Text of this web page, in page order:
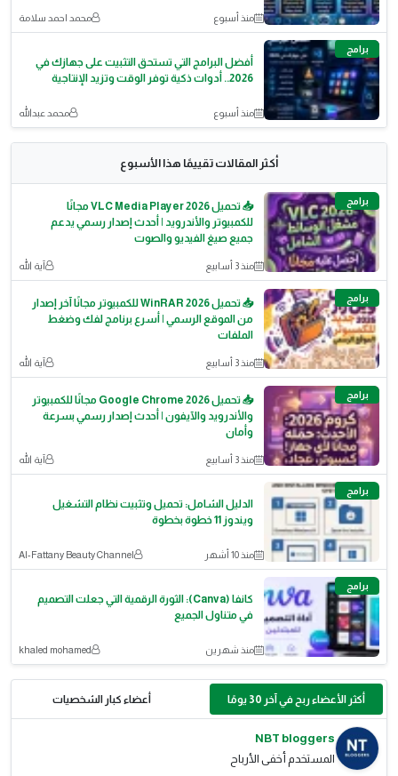
منذ أسبوع محمد احمد سلامة
برامج
أفضل البرامج التي تستحق التثبيت على جهازك في
2026.. أدوات ذكية توفر الوقت وتزيد الإنتاجية
منذ أسبوع محمد عبدالله
أكثر المقالات تقييمًا هذا الأسبوع
برامج
📥 تحميل VLC Media Player 2026 مجانًا
للكمبيوتر والأندرويد | أحدث إصدار رسمي يدعم
جميع صيغ الفيديو والصوت
منذ 3 أسابيع آية الله
برامج
📥 تحميل WinRAR 2026 للكمبيوتر مجانًا آخر إصدار
من الموقع الرسمي | أسرع برنامج لفك وضغط
الملفات
منذ 3 أسابيع آية الله
برامج
📥 تحميل Google Chrome 2026 مجانًا للكمبيوتر
والأندرويد والآيفون | أحدث إصدار رسمي بسرعة
وأمان
منذ 3 أسابيع آية الله
برامج
الدليل الشامل: تحميل وتثبيت نظام التشغيل
ويندوز 11 خطوة بخطوة
منذ 10 أشهر Al-Fattany Beauty Channel
برامج
كانفا (Canva): الثورة الرقمية التي جعلت التصميم
في متناول الجميع
منذ شهرين khaled mohamed
أكثر الأعضاء ربح في آخر 30 يومًا أعضاء كبار الشخصيات
NBT bloggers
المستخدم أخفى الأرباح